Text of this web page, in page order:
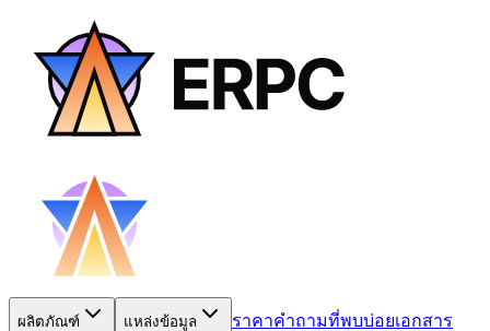
ผลิตภัณฑ์ แหล่งข้อมูล ราคาคำถามที่พบบ่อยเอกสาร